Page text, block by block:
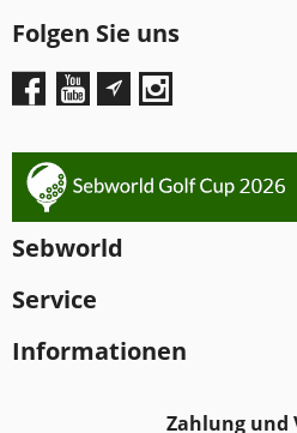
Folgen Sie uns
Sebworld
Service
Informationen
Zahlung und